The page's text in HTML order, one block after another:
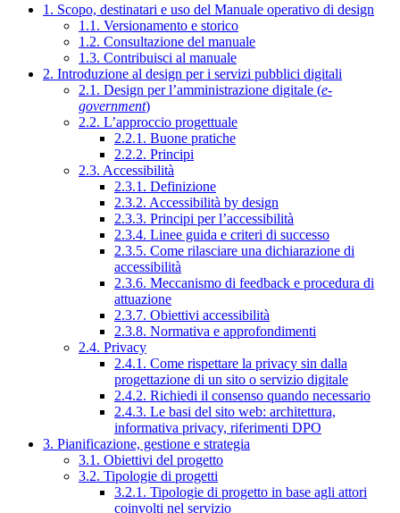
1. Scopo, destinatari e uso del Manuale operativo di design
1.1. Versionamento e storico
1.2. Consultazione del manuale
1.3. Contribuisci al manuale
2. Introduzione al design per i servizi pubblici digitali
2.1. Design per l’amministrazione digitale (e-
government)
2.2. L’approccio progettuale
2.2.1. Buone pratiche
2.2.2. Principi
2.3. Accessibilità
2.3.1. Definizione
2.3.2. Accessibilità by design
2.3.3. Principi per l’accessibilità
2.3.4. Linee guida e criteri di successo
2.3.5. Come rilasciare una dichiarazione di
accessibilità
2.3.6. Meccanismo di feedback e procedura di
attuazione
2.3.7. Obiettivi accessibilità
2.3.8. Normativa e approfondimenti
2.4. Privacy
2.4.1. Come rispettare la privacy sin dalla
progettazione di un sito o servizio digitale
2.4.2. Richiedi il consenso quando necessario
2.4.3. Le basi del sito web: architettura,
informativa privacy, riferimenti DPO
3. Pianificazione, gestione e strategia
3.1. Obiettivi del progetto
3.2. Tipologie di progetti
3.2.1. Tipologie di progetto in base agli attori
coinvolti nel servizio